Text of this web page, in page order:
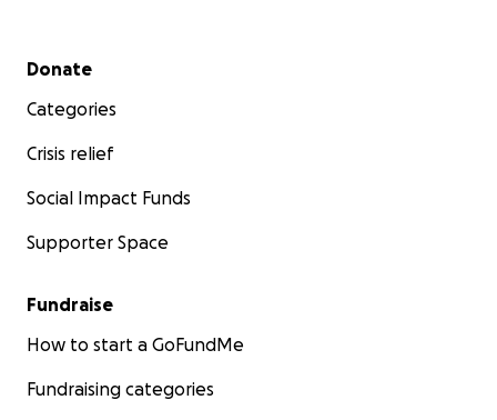
Secondary menu
Donate
Categories
Crisis relief
Social Impact Funds
Supporter Space
Fundraise
How to start a GoFundMe
Fundraising categories